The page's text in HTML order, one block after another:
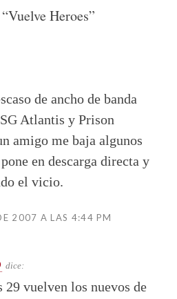
Vuelve Heroes”
de ancho de banda
Atlantis y Prison
amigo me baja algunos
en descarga directa y
el vicio.
2007 A LAS 4:44 PM
dice:
vuelven los nuevos de